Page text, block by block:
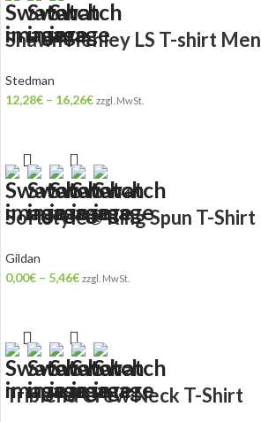
Shawn Henley LS T-shirt Men
Stedman
12,28€ – 16,26€ zzgl. MwSt.
+47
Softstyle® Ring Spun T-Shirt
Gildan
0,00€ – 5,46€ zzgl. MwSt.
+7
Triblend Crew Neck T-Shirt